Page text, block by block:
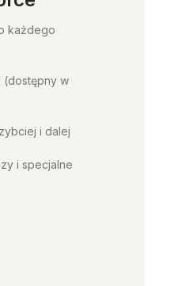
każdego
(dostępny w
i dalej
i specjalne